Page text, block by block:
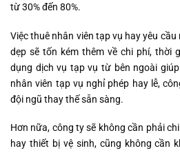
từ 30% đến 80%.
Việc thuê nhân viên tạp vụ hay yêu
dẹp sẽ tốn kém thêm về chi phí, thời
dụng dịch vụ tạp vụ từ bên ngoài
nhân viên tạp vụ nghỉ phép hay lễ,
đội ngũ thay thế sẵn sàng.
Hơn nữa, công ty sẽ không cần phải
hay thiết bị vệ sinh, cũng không cần